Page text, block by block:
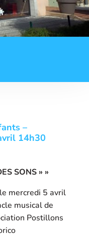
–
14h30
SONS » »
mercredi 5 avril
musical de
Postillons